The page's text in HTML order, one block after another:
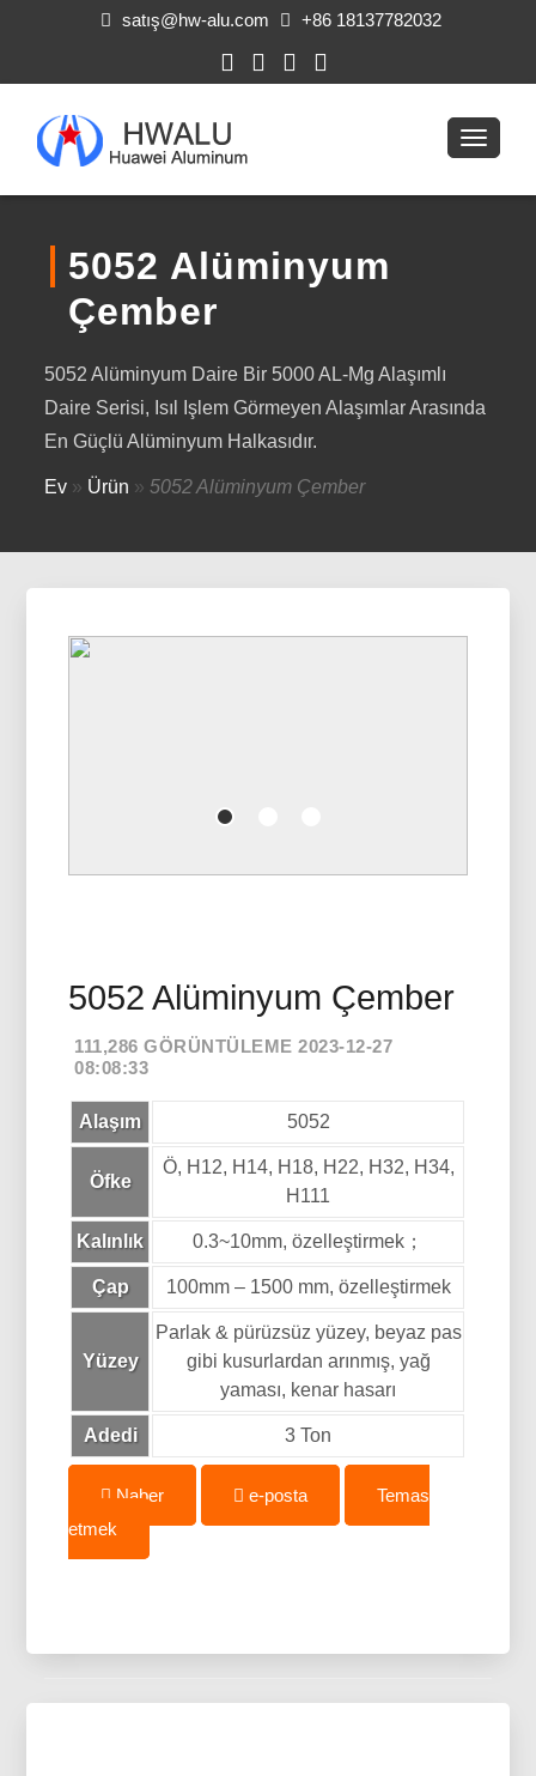
satış@hw-alu.com +86 18137782032
5052 Alüminyum
Çember
5052 Alüminyum Daire Bir 5000 AL-Mg Alaşımlı
Daire Serisi, Isıl Işlem Görmeyen Alaşımlar Arasında
En Güçlü Alüminyum Halkasıdır.
Ev » Ürün »5052 Alüminyum Çember
5052 Alüminyum Çember
111,286 GÖRÜNTÜLEME 2023-12-27
08:08:33
Alaşım 5052
Öfke
Ö, H12, H14, H18, H22, H32, H34,
H111
Kalınlık 0.3~10mm, özelleştirmek；
Çap 100mm – 1500 mm, özelleştirmek
Yüzey
Parlak & pürüzsüz yüzey, beyaz pas
gibi kusurlardan arınmış, yağ
yaması, kenar hasarı
Adedi 3 Ton
Naber e-posta
Temas
etmek